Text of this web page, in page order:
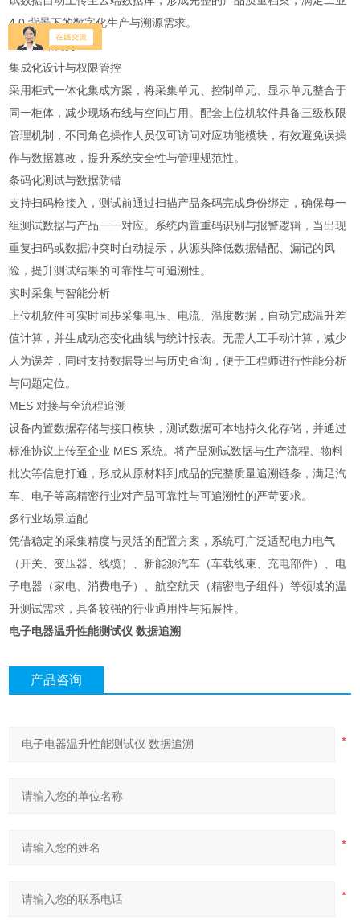
4.0 背景下的数字化生产与溯源需求。
二、产品优势
集成化设计与权限管控
采用柜式一体化集成方案，将采集单元、控制单元、显示单元整合于
同一柜体，减少现场布线与空间占用。配套上位机软件具备三级权限
管理机制，不同角色操作人员仅可访问对应功能模块，有效避免误操
作与数据篡改，提升系统安全性与管理规范性。
条码化测试与数据防错
支持扫码枪接入，测试前通过扫描产品条码完成身份绑定，确保每一
组测试数据与产品一一对应。系统内置重码识别与报警逻辑，当出现
重复扫码或数据冲突时自动提示，从源头降低数据错配、漏记的风
险，提升测试结果的可靠性与可追溯性。
实时采集与智能分析
上位机软件可实时同步采集电压、电流、温度数据，自动完成温升差
值计算，并生成动态变化曲线与统计报表。无需人工手动计算，减少
人为误差，同时支持数据导出与历史查询，便于工程师进行性能分析
与问题定位。
MES 对接与全流程追溯
设备内置数据存储与接口模块，测试数据可本地持久化存储，并通过
标准协议上传至企业 MES 系统。将产品测试数据与生产流程、物料
批次等信息打通，形成从原材料到成品的完整质量追溯链条，满足汽
车、电子等高精密行业对产品可靠性与可追溯性的严苛要求。
多行业场景适配
凭借稳定的采集精度与灵活的配置方案，系统可广泛适配电力电气
（开关、变压器、线缆）、新能源汽车（车载线束、充电部件）、电
子电器（家电、消费电子）、航空航天（精密电子组件）等领域的温
升测试需求，具备较强的行业通用性与拓展性。
电子电器温升性能测试仪 数据追溯
产品咨询